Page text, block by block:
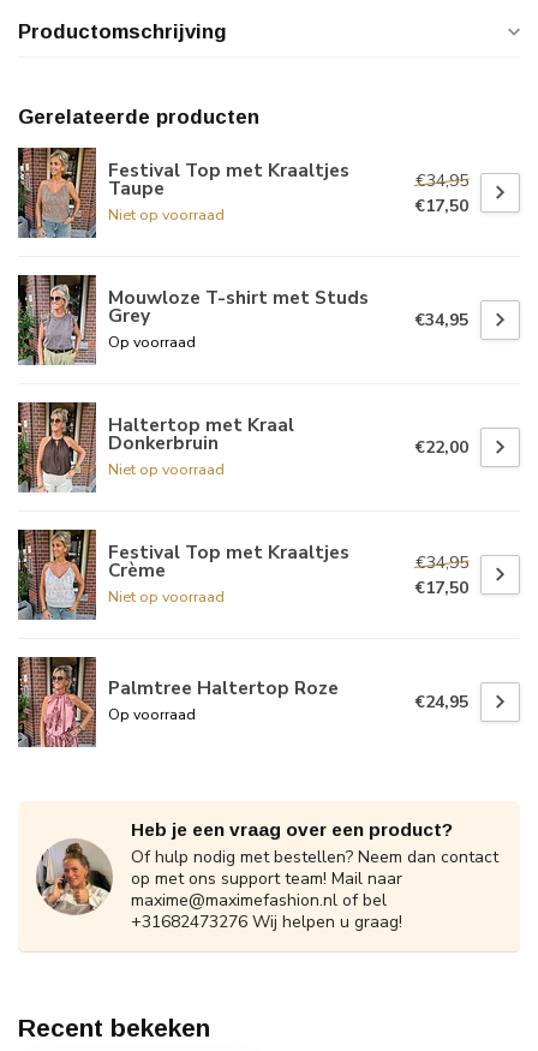
Productomschrijving
Gerelateerde producten
Festival Top met Kraaltjes
Taupe
Niet op voorraad
€34,95
€17,50
Mouwloze T-shirt met Studs
Grey
Op voorraad
€34,95
Haltertop met Kraal
Donkerbruin
Niet op voorraad
€22,00
Festival Top met Kraaltjes
Crème
Niet op voorraad
€34,95
€17,50
Palmtree Haltertop Roze
Op voorraad
€24,95
Heb je een vraag over een product?
Of hulp nodig met bestellen? Neem dan contact
op met ons support team! Mail naar
maxime@maximefashion.nl of bel
+31682473276 Wij helpen u graag!
Recent bekeken